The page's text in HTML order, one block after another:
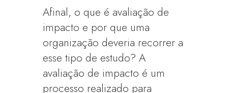
Afinal, o que é avaliação de
impacto e por que uma
organização deveria recorrer a
esse tipo de estudo? A
avaliação de impacto é um
processo realizado para